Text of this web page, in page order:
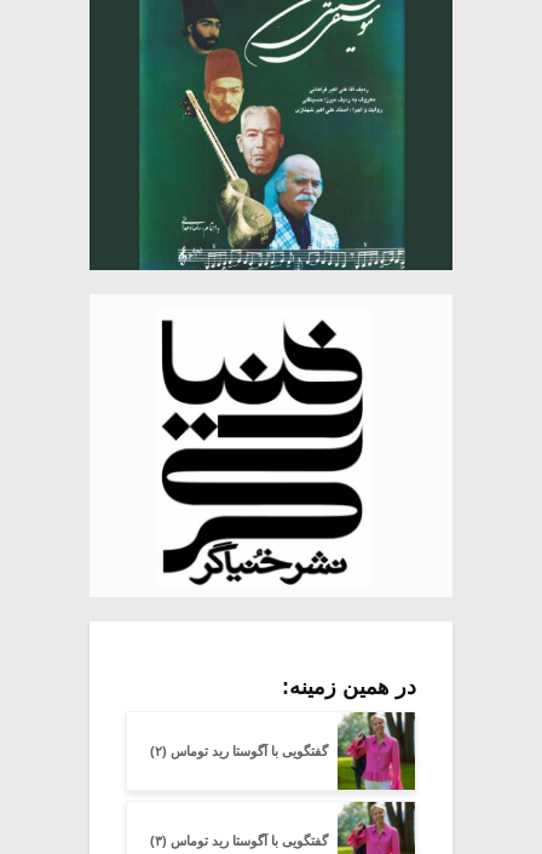
در همین زمینه:
گفتگویی با آگوستا رید توماس (۲)
گفتگویی با آگوستا رید توماس (۳)